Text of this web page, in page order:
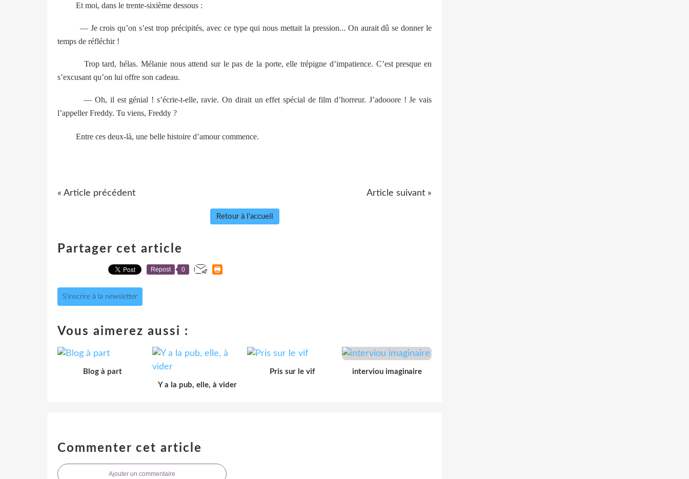
Et moi, dans le trente-sixième dessous :
— Je crois qu’on s’est trop précipités, avec ce type qui nous mettait la pression... On aurait dû se donner le
temps de réfléchir !
Trop tard, hélas. Mélanie nous attend sur le pas de la porte, elle trépigne d’impatience. C’est presque en
s’excusant qu’on lui offre son cadeau.
— Oh, il est génial ! s’écrie-t-elle, ravie. On dirait un effet spécial de film d’horreur. J’adooore ! Je vais
l’appeller Freddy. Tu viens, Freddy ?
Entre ces deux-là, une belle histoire d’amour commence.
« Article précédent Article suivant »
Retour à l'accueil
Partager cet article
Repost 0
S'inscrire à la newsletter
Vous aimerez aussi :
Blog à part
Y a la pub, elle, à vider
Pris sur le vif interviou imaginaire
Commenter cet article
Ajouter un commentaire